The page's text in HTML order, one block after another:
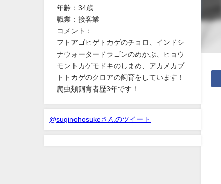
年齢：34歳
職業：接客業
コメント：
フトアゴヒゲトカゲのチョロ、インドシ
ナウォータードラゴンのめかぶ、ヒョウ
モントカゲモドキのしまめ、アカメカブ
トトカゲのクロアの飼育をしています！
爬虫類飼育者歴3年です！
@suginohosukeさんのツイート